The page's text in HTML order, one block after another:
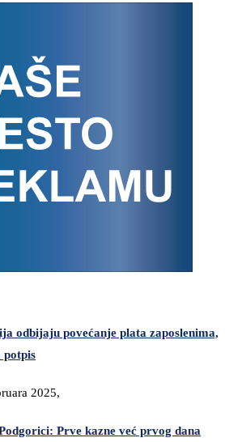
odbijaju povećanje plata zaposlenima,
potpis
2025,
Prve kazne već prvog dana